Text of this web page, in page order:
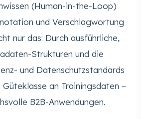
(Human-in-the-Loop)
und Verschlagwortung
nur das: Durch ausführliche,
Strukturen und die
und Datenschutzstandards
an Trainingsdaten –
B2B-Anwendungen.